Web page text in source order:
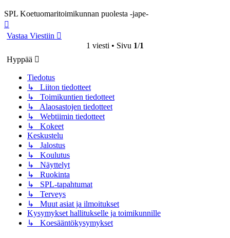
SPL Koetuomaritoimikunnan puolesta -jape-
Vastaa Viestiin
1 viesti • Sivu 1/1
Hyppää
Tiedotus
↳ Liiton tiedotteet
↳ Toimikuntien tiedotteet
↳ Alaosastojen tiedotteet
↳ Webtiimin tiedotteet
↳ Kokeet
Keskustelu
↳ Jalostus
↳ Koulutus
↳ Näyttelyt
↳ Ruokinta
↳ SPL-tapahtumat
↳ Terveys
↳ Muut asiat ja ilmoitukset
Kysymykset hallitukselle ja toimikunnille
↳ Koesääntökysymykset